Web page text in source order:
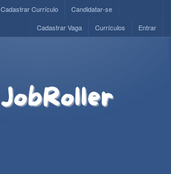
Cadastrar Currículo
Candidatar-se
Entrar
Currículos
Cadastrar Vaga